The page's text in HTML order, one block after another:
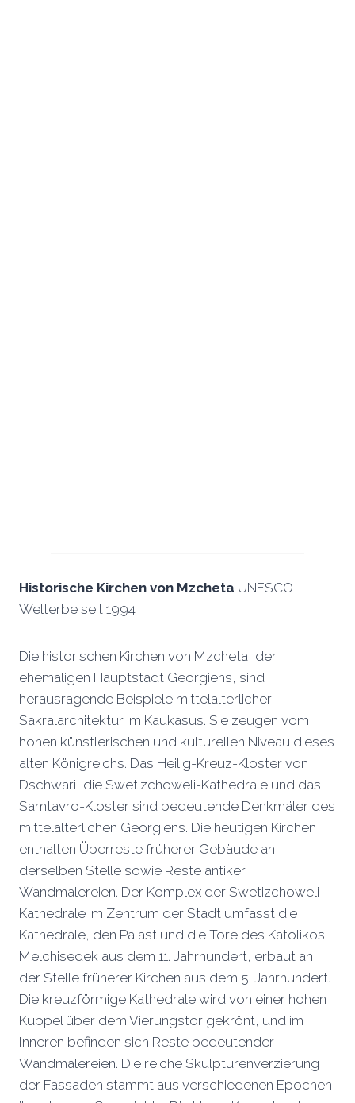
Historische Kirchen von Mzcheta UNESCO
Welterbe seit 1994
Die historischen Kirchen von Mzcheta, der
ehemaligen Hauptstadt Georgiens, sind
herausragende Beispiele mittelalterlicher
Sakralarchitektur im Kaukasus. Sie zeugen vom
hohen künstlerischen und kulturellen Niveau dieses
alten Königreichs. Das Heilig-Kreuz-Kloster von
Dschwari, die Swetizchoweli-Kathedrale und das
Samtavro-Kloster sind bedeutende Denkmäler des
mittelalterlichen Georgiens. Die heutigen Kirchen
enthalten Überreste früherer Gebäude an
derselben Stelle sowie Reste antiker
Wandmalereien. Der Komplex der Swetizchoweli-
Kathedrale im Zentrum der Stadt umfasst die
Kathedrale, den Palast und die Tore des Katolikos
Melchisedek aus dem 11. Jahrhundert, erbaut an
der Stelle früherer Kirchen aus dem 5. Jahrhundert.
Die kreuzförmige Kathedrale wird von einer hohen
Kuppel über dem Vierungstor gekrönt, und im
Inneren befinden sich Reste bedeutender
Wandmalereien. Die reiche Skulpturenverzierung
der Fassaden stammt aus verschiedenen Epochen